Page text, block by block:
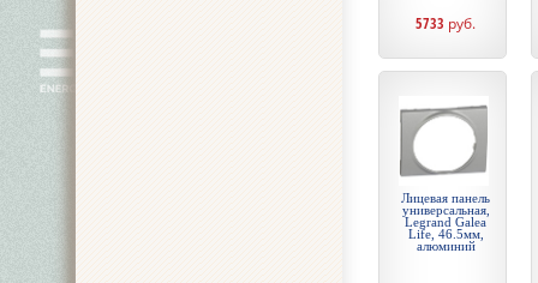
5733 руб.
Лицевая панель
универсальная,
Legrand Galea
Life, 46.5мм,
алюминий